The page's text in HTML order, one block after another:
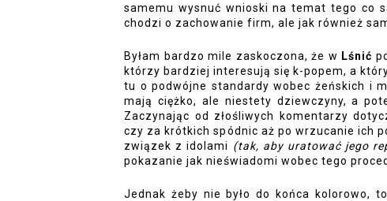
samemu wysnuć wnioski na temat tego co
chodzi o zachowanie firm, ale jak również
Byłam bardzo mile zaskoczona, że w Lśnić
którzy bardziej interesują się k-popem, a
tu o podwójne standardy wobec żeńskich i
mają ciężko, ale niestety dziewczyny, a
Zaczynając od złośliwych komentarzy
czy za krótkich spódnic aż po wrzucanie ich
związek z idolami (tak, aby uratować jego
pokazanie jak nieświadomi wobec tego
Jednak żeby nie było do końca kolorowo,